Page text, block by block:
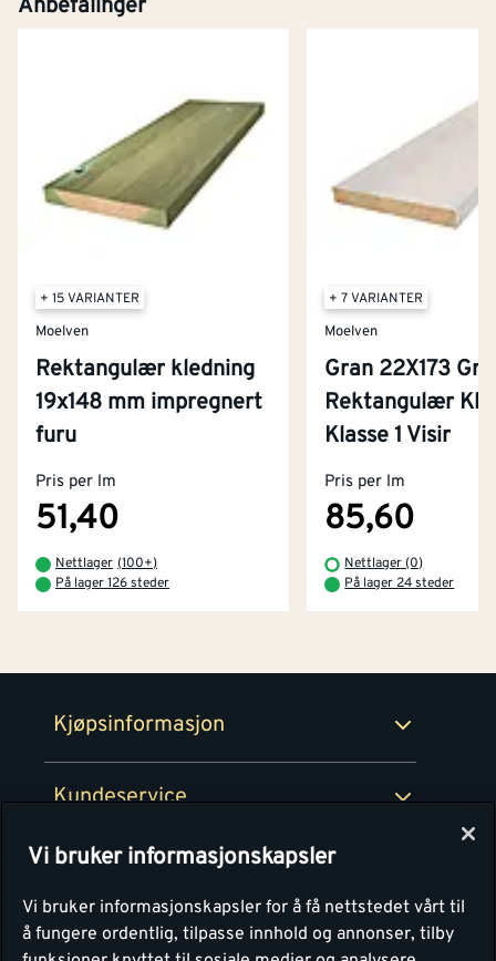
Anbefalinger
+ 15 VARIANTER
Moelven
Rektangulær kledning
19x148 mm impregnert
furu
Pris per lm
51,40
Nettlager (100+)
På lager 126 steder
+ 7 VARIANTER
Moelven
Gran 22X173
Rektangulær
Klasse 1 Visir
Pris per lm
85,60
Nettlager (0)
På lager 24 steder
Kjøpsinformasjon
Kjøpsbetingelser
Retur- og angrerettsskjema
Kundeservice
Kontakt oss
Tjenester
Montér Klubb
Montér
Om Montér
Byggevarehus og åpningstider
Prismatch
Personvern
Vi bruker informasjonskapsler
Vi bruker informasjonskapsler for å få nettstedet vårt til
å fungere ordentlig, tilpasse innhold og annonser, tilby